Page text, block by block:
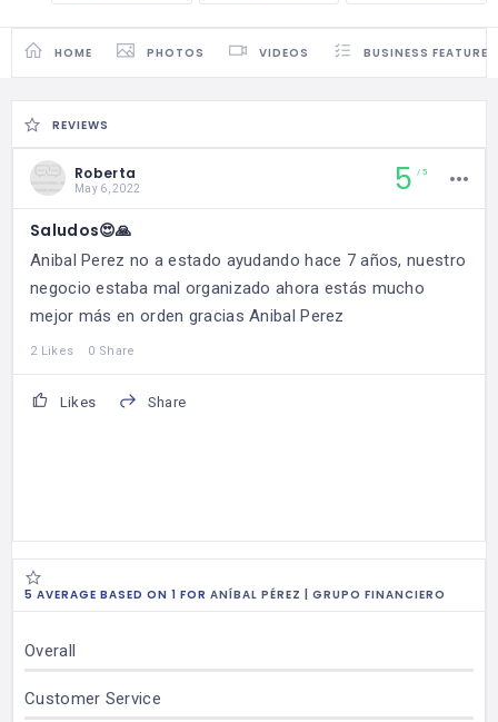
HOME PHOTOS VIDEOS BUSINESS FEATURES
REVIEWS
Roberta
May 6, 2022 5 5
Saludos😍🙏
Anibal Perez no a estado ayudando hace 7 años, nuestro
negocio estaba mal organizado ahora estás mucho
mejor más en orden gracias Anibal Perez
2 Likes 0 Share
Likes Share
5 AVERAGE BASED ON 1 FOR ANÍBAL PÉREZ | GRUPO FINANCIERO
Overall
Customer Service